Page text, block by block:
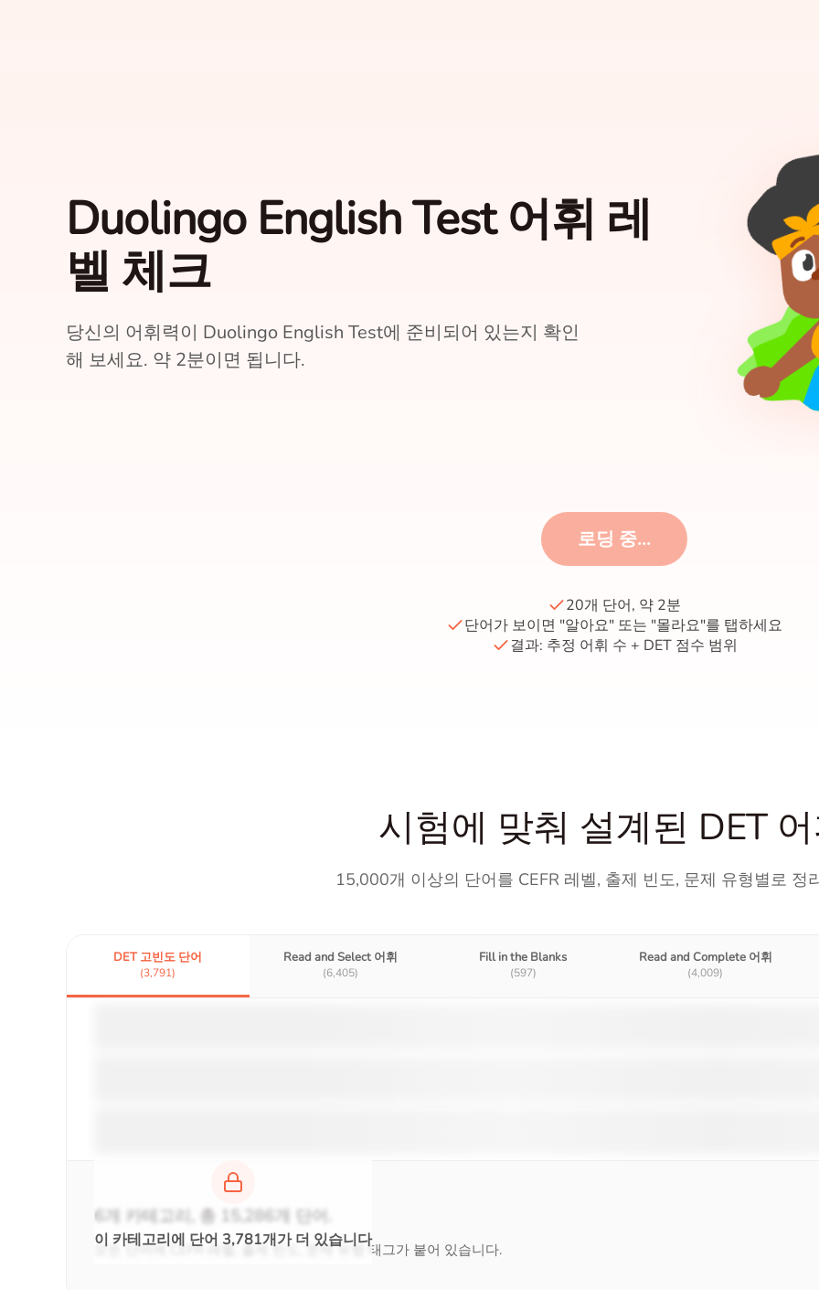
Duolingo English Test 어휘 레
벨 체크
당신의 어휘력이 Duolingo English Test에 준비되어 있는지 확인
해 보세요. 약 2분이면 됩니다.
로딩 중...
20개 단어, 약 2분
단어가 보이면 "알아요" 또는 "몰라요"를 탭하세요
결과: 추정 어휘 수 + DET 점수 범위
시험에 맞춰 설계된 DET
15,000개 이상의 단어를 CEFR 레벨, 출제 빈도, 문제 유형별로 정
DET 고빈도 단어
(3,791)
Read and Select 어휘
(6,405)
Fill in the Blanks
(597)
Read and Complete 어휘
(4,009)
이 카테고리에 단어 3,781개가 더 있습니다
6개 카테고리, 총 15,286개 단어.
모든 단어에 CEFR 레벨, 출제 빈도, 문제 유형 태그가 붙어 있습니다.